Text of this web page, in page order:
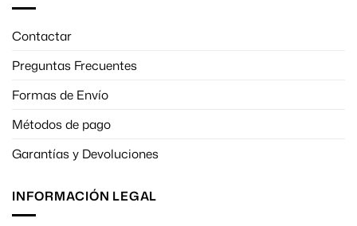
Contactar
Preguntas Frecuentes
Formas de Envío
Métodos de pago
Garantías y Devoluciones
INFORMACIÓN LEGAL